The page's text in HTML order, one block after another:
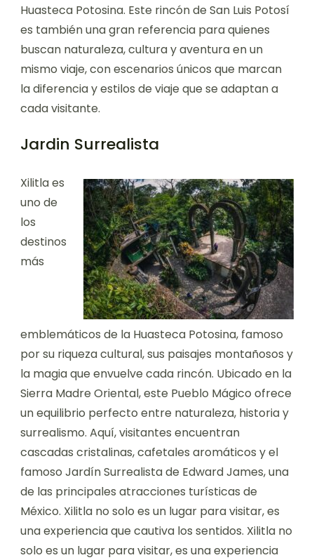
Huasteca Potosina. Este rincón de San Luis Potosí
es también una gran referencia para quienes
buscan naturaleza, cultura y aventura en un
mismo viaje, con escenarios únicos que marcan
la diferencia y estilos de viaje que se adaptan a
cada visitante.
Jardin Surrealista
Xilitla es
uno de
los
destinos
más
emblemáticos de la Huasteca Potosina, famoso
por su riqueza cultural, sus paisajes montañosos y
la magia que envuelve cada rincón. Ubicado en la
Sierra Madre Oriental, este Pueblo Mágico ofrece
un equilibrio perfecto entre naturaleza, historia y
surrealismo. Aquí, visitantes encuentran
cascadas cristalinas, cafetales aromáticos y el
famoso Jardín Surrealista de Edward James, una
de las principales atracciones turísticas de
México. Xilitla no solo es un lugar para visitar, es
una experiencia que cautiva los sentidos. Xilitla no
solo es un lugar para visitar, es una experiencia